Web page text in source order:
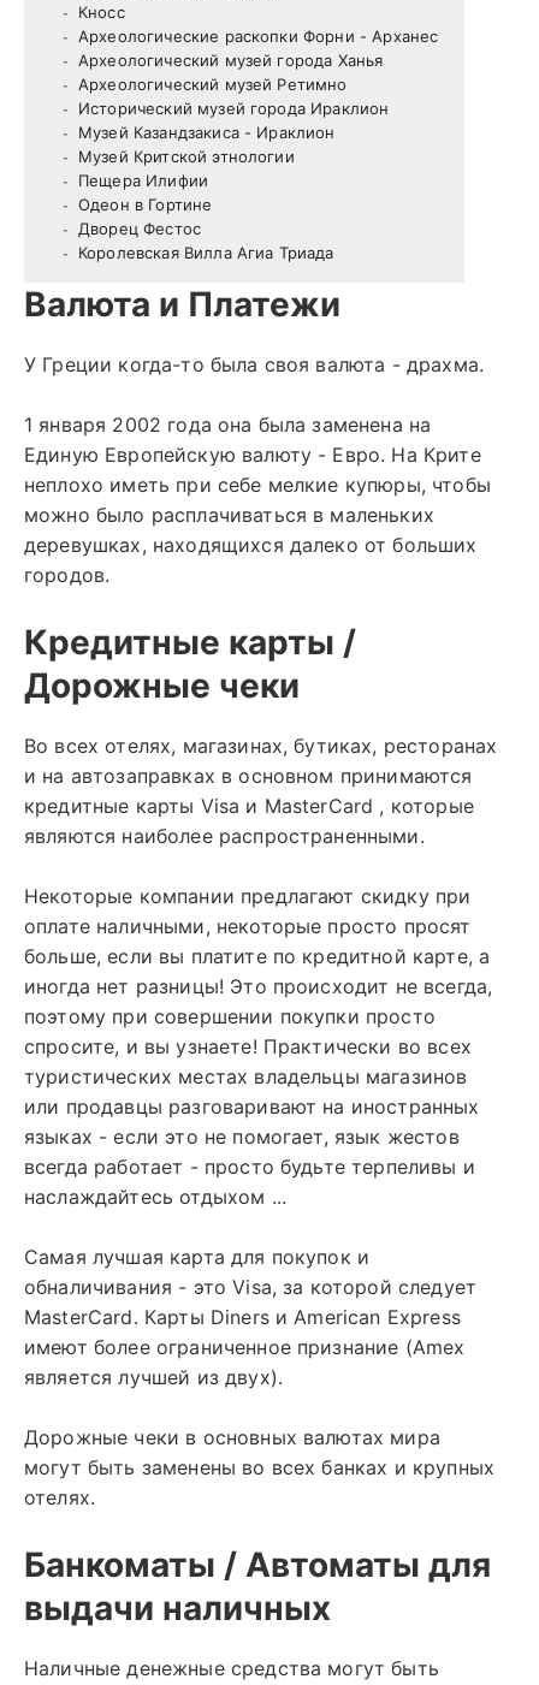
Кносс
Археологические раскопки Форни - Арханес
Археологический музей города Ханья
Археологический музей Ретимно
Исторический музей города Ираклион
Музей Казандзакиса - Ираклион
Музей Критской этнологии
Пещера Илифии
Одеон в Гортине
Дворец Фестос
Королевская Вилла Агиа Триада
Валюта и Платежи
У Греции когда-то была своя валюта - драхма.
1 января 2002 года она была заменена на
Единую Европейскую валюту - Евро. На Крите
неплохо иметь при себе мелкие купюры, чтобы
можно было расплачиваться в маленьких
деревушках, находящихся далеко от больших
городов.
Кредитные карты /
Дорожные чеки
Во всех отелях, магазинах, бутиках, ресторанах
и на автозаправках в основном принимаются
кредитные карты Visa и MasterCard , которые
являются наиболее распространенными.
Некоторые компании предлагают скидку при
оплате наличными, некоторые просто просят
больше, если вы платите по кредитной карте, а
иногда нет разницы! Это происходит не всегда,
поэтому при совершении покупки просто
спросите, и вы узнаете! Практически во всех
туристических местах владельцы магазинов
или продавцы разговаривают на иностранных
языках - если это не помогает, язык жестов
всегда работает - просто будьте терпеливы и
наслаждайтесь отдыхом ...
Самая лучшая карта для покупок и
обналичивания - это Visa, за которой следует
MasterCard. Карты Diners и American Express
имеют более ограниченное признание (Amex
является лучшей из двух).
Дорожные чеки в основных валютах мира
могут быть заменены во всех банках и крупных
отелях.
Банкоматы / Автоматы для
выдачи наличных
Наличные денежные средства могут быть